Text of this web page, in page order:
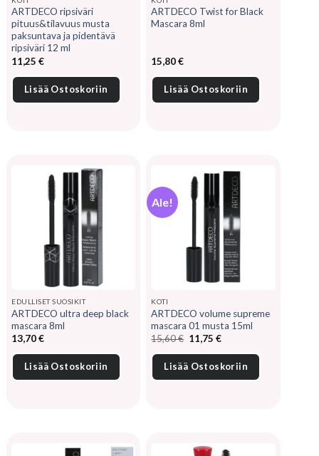
ARTDECO ripsiväri
pituus&tilavuus musta
paksuntava ja pidentävä
ripsiväri 12 ml
11,25 €
Lisää Ostoskoriin
ARTDECO Twist for Black
Mascara 8ml
15,80€
Lisää Ostoskoriin
EDULLISET SUOSIKIT
ARTDECO ultra deep black
mascara 8ml
13,70€
Lisää Ostoskoriin
Ale!
KOTI
ARTDECO volume supreme
mascara 01 musta 15ml
15,60€ Alkuperäinen
hinta
oli:
15,60 €.
11,75€Nykyinen
on:
11,75 €.
Lisää Ostoskoriin